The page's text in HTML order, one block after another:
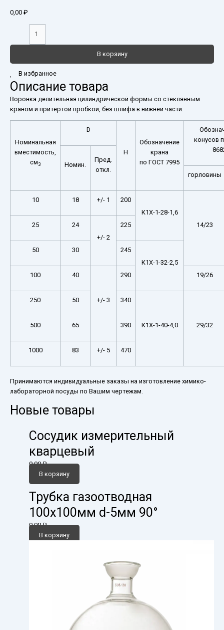
0,00 ₽
В корзину
В избранное
Описание товара
Воронка делительная цилиндрической формы со стеклянным
краном и притёртой пробкой, без шлифа в нижней части.
Номинальная
вместимость,
см3
D
H
Обозначение
крана
по ГОСТ 7995
конусов
Номин.
Пред.
откл.
горловины
10 18 +/- 1
200
К1Х-1-28-1,6
14/23
25
24
+/- 2
225
50 30
245
К1Х-1-32-2,5
100
40
+/- 3
290 19/26
250 50 340
К1Х-1-40-4,0 29/32
500 65 390
1000 83 +/- 5 470
Принимаются индивидуальные заказы на изготовление химико-
лабораторной посуды по Вашим чертежам.
Новые товары
Сосудик измерительный
кварцевый
0,00₽
В корзину
Трубка газоотводная
100х100мм d-5мм 90°
0,00₽
В корзину